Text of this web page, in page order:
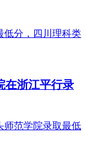
在浙江平行录